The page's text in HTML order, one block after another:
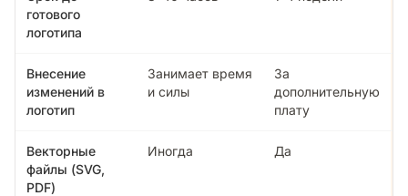
готового
логотипа
Внесение
изменений в
логотип
Занимает время
и силы
За
дополнительную
плату
Векторные
файлы (SVG,
PDF)
Иногда Да